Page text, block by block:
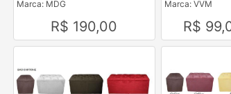
Marca: MDG
R$ 190,00
Marca: VVM
R$